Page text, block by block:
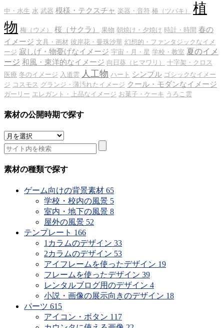
中・水生 水 武器 模様・テクスチャ 楽器・音符 椿（ツバキ）
植
物 梅（ウメ） 桜（サクラ） 果物 朝焼け・夕焼け 時計・時間 春の
イメージ 文具・画材 彼岸花・曼珠沙華 幻想的・ファンタジックなイメ
ージ 寂しげ・物憂げなイメージ 宇宙・月・星 学校・教室 夏のイメ
ージ 和風・東洋的なイメージ 向日葵（ヒマワリ）
十字架・クロス
医療 冬のイメージ 入道雲 人工物 ハート シンプル ゴシックなイメー
ジ コスモス グランジ・薄汚れたイメージ クール・モダンなイメージ
ガーリー エレガント・上品なイメージ お菓子・ケーキ うろこ雲
素材の公開時期で探す
素
材
の
公
素材の種類で探す
ゲーム向けの背景素材 65
学校・校内の風景 5
室内・地下の風景 8
屋外の風景 52
テンプレート 166
1カラムのデザイン 33
2カラムのデザイン 53
アイフレームを使ったデザイン 19
フレームを使ったデザイン 39
レンタルブログ用のデザイン 4
小説・画像の展示向きのデザイン 18
パーツ 615
アイコン・ボタン 117